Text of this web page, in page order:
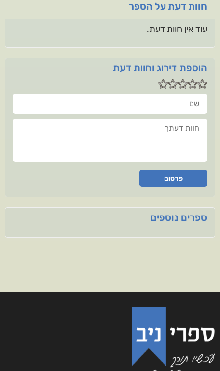
חוות דעת על הספר
עוד אין חוות דעת.
הוספת דירוג וחוות דעת
שם
חוות דעתך
פרסום
ספרים נוספים